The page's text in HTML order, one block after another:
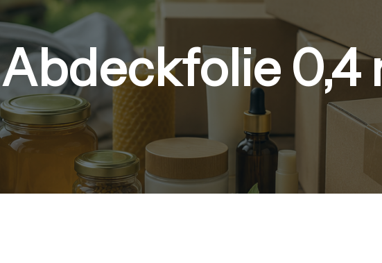
Abdeckfolie 0,4